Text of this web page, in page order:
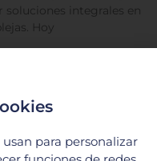
soluciones integrales en
Hoy
para personalizar